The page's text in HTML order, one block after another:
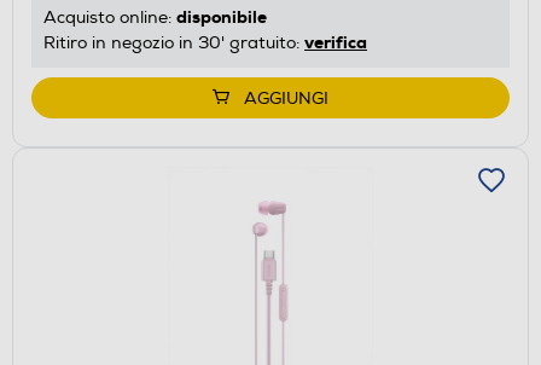
Acquisto online: disponibile
Ritiro in negozio in 30' gratuito: verifica
AGGIUNGI